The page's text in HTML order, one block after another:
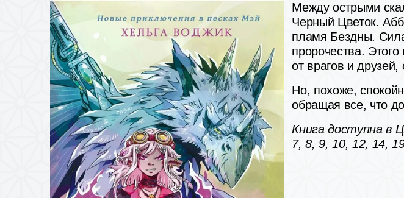
Между острыми
Черный Цветок.
пламя Бездны.
пророчества.
от врагов и
Но, похоже,
обращая все, что
Книга доступна в
7, 8, 9, 10, 12, 14,